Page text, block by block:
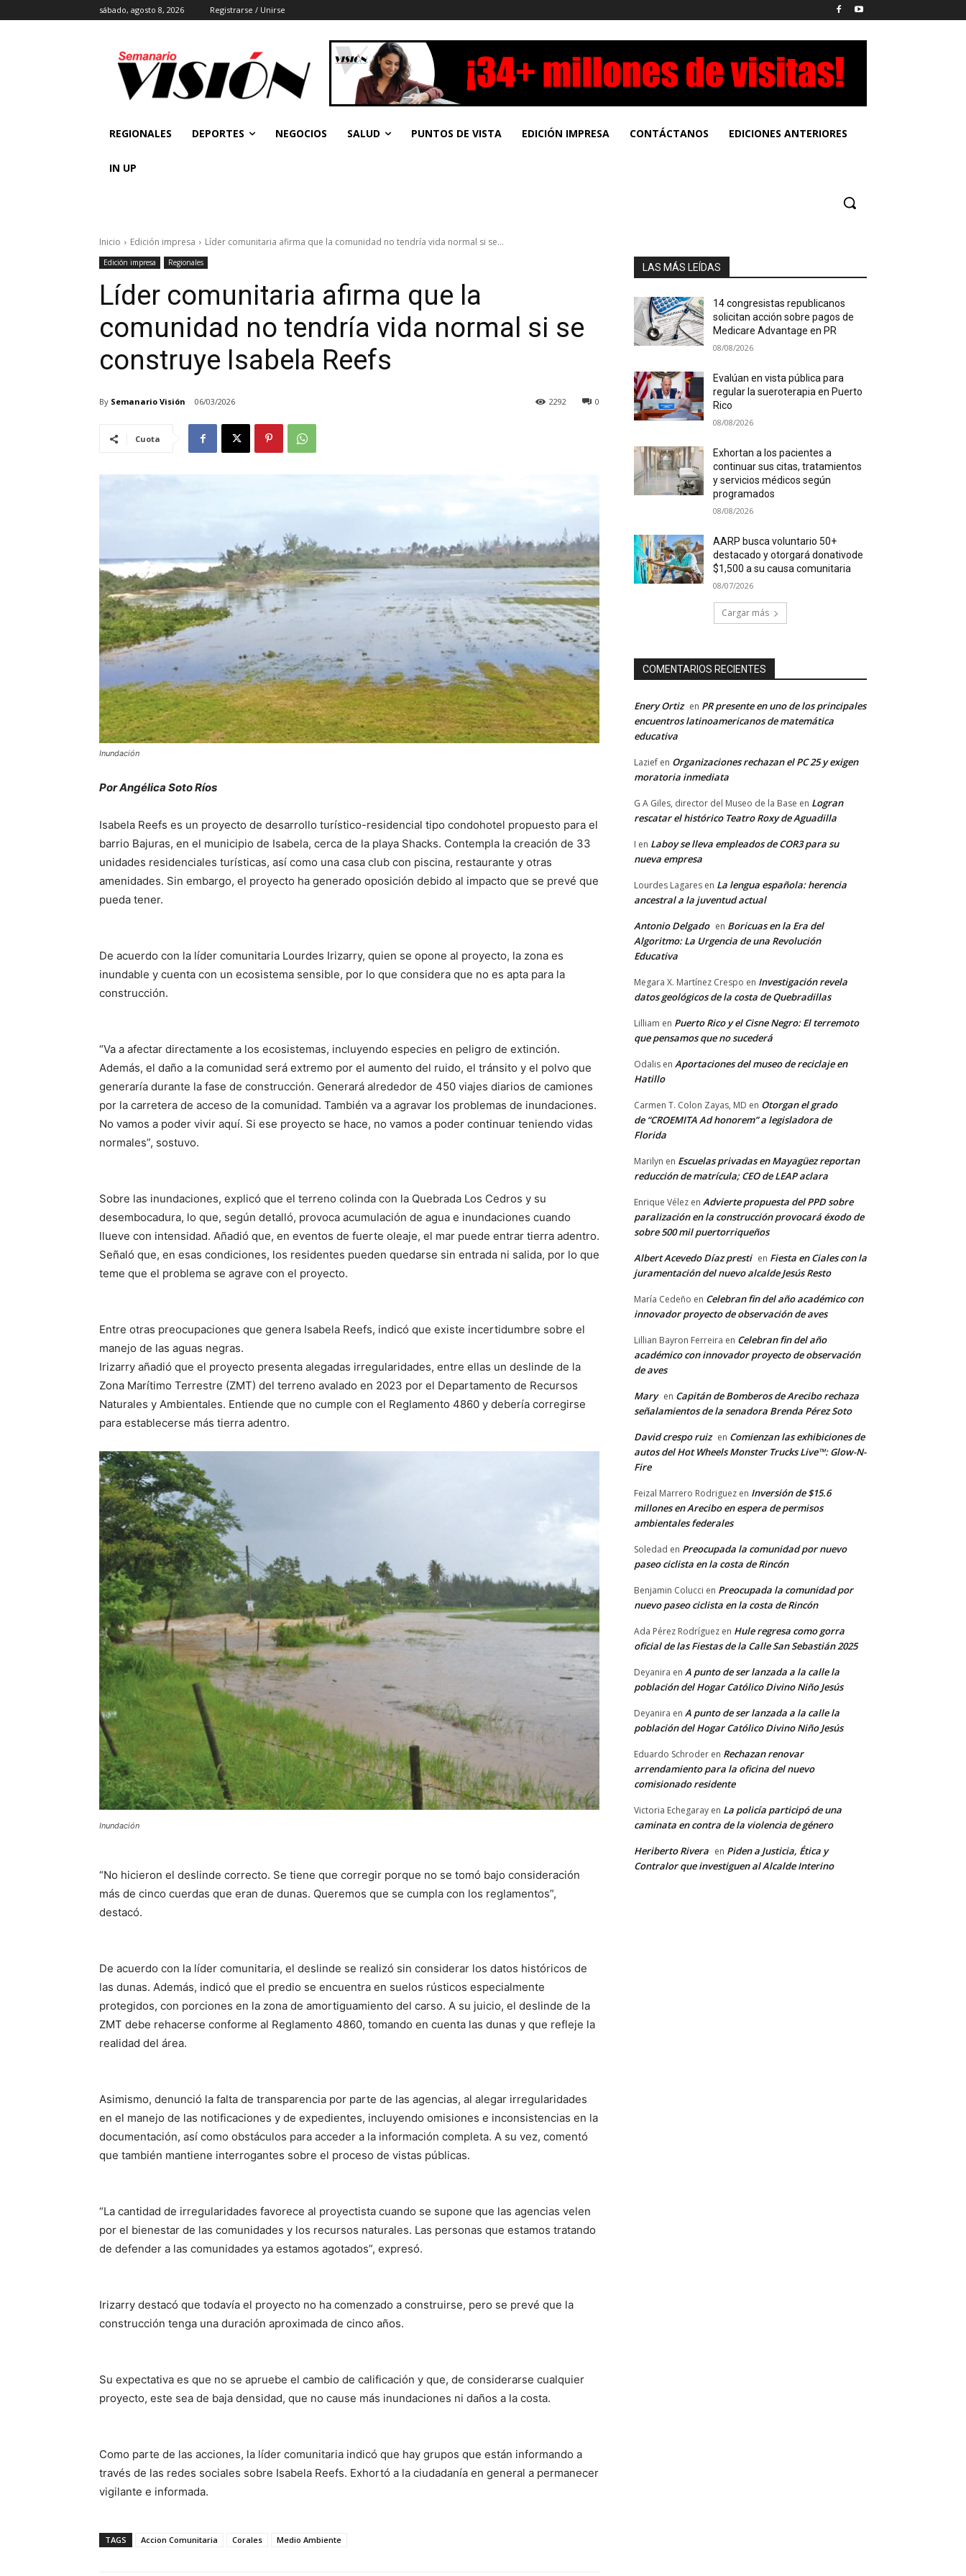
sábado, agosto 8, 2026 Registrarse / Unirse
REGIONALES DEPORTES NEGOCIOS SALUD PUNTOS DE VISTA EDICIÓN IMPRESA CONTÁCTANOS EDICIONES ANTERIORES
IN UP
Inicio Edición impresa Líder comunitaria afirma que la comunidad no tendría vida normal si se...
Edición impresa Regionales
Líder comunitaria afirma que la
comunidad no tendría vida normal si se
construye Isabela Reefs
By Semanario Visión 06/03/2026 0
2292
Cuota
Inundación
Por Angélica Soto Ríos
Isabela Reefs es un proyecto de desarrollo turístico-residencial tipo condohotel propuesto para el
barrio Bajuras, en el municipio de Isabela, cerca de la playa Shacks. Contempla la creación de 33
unidades residenciales turísticas, así como una casa club con piscina, restaurante y otras
amenidades. Sin embargo, el proyecto ha generado oposición debido al impacto que se prevé que
pueda tener.
De acuerdo con la líder comunitaria Lourdes Irizarry, quien se opone al proyecto, la zona es
inundable y cuenta con un ecosistema sensible, por lo que considera que no es apta para la
construcción.
“Va a afectar directamente a los ecosistemas, incluyendo especies en peligro de extinción.
Además, el daño a la comunidad será extremo por el aumento del ruido, el tránsito y el polvo que
generaría durante la fase de construcción. Generará alrededor de 450 viajes diarios de camiones
por la carretera de acceso de la comunidad. También va a agravar los problemas de inundaciones.
No vamos a poder vivir aquí. Si ese proyecto se hace, no vamos a poder continuar teniendo vidas
normales”, sostuvo.
Sobre las inundaciones, explicó que el terreno colinda con la Quebrada Los Cedros y su
desembocadura, lo que, según detalló, provoca acumulación de agua e inundaciones cuando
llueve con intensidad. Añadió que, en eventos de fuerte oleaje, el mar puede entrar tierra adentro.
Señaló que, en esas condiciones, los residentes pueden quedarse sin entrada ni salida, por lo que
teme que el problema se agrave con el proyecto.
Entre otras preocupaciones que genera Isabela Reefs, indicó que existe incertidumbre sobre el
manejo de las aguas negras.
Irizarry añadió que el proyecto presenta alegadas irregularidades, entre ellas un deslinde de la
Zona Marítimo Terrestre (ZMT) del terreno avalado en 2023 por el Departamento de Recursos
Naturales y Ambientales. Entiende que no cumple con el Reglamento 4860 y debería corregirse
para establecerse más tierra adentro.
Inundación
“No hicieron el deslinde correcto. Se tiene que corregir porque no se tomó bajo consideración
más de cinco cuerdas que eran de dunas. Queremos que se cumpla con los reglamentos”,
destacó.
De acuerdo con la líder comunitaria, el deslinde se realizó sin considerar los datos históricos de
las dunas. Además, indicó que el predio se encuentra en suelos rústicos especialmente
protegidos, con porciones en la zona de amortiguamiento del carso. A su juicio, el deslinde de la
ZMT debe rehacerse conforme al Reglamento 4860, tomando en cuenta las dunas y que refleje la
realidad del área.
Asimismo, denunció la falta de transparencia por parte de las agencias, al alegar irregularidades
en el manejo de las notificaciones y de expedientes, incluyendo omisiones e inconsistencias en la
documentación, así como obstáculos para acceder a la información completa. A su vez, comentó
que también mantiene interrogantes sobre el proceso de vistas públicas.
“La cantidad de irregularidades favorece al proyectista cuando se supone que las agencias velen
por el bienestar de las comunidades y los recursos naturales. Las personas que estamos tratando
de defender a las comunidades ya estamos agotados”, expresó.
Irizarry destacó que todavía el proyecto no ha comenzado a construirse, pero se prevé que la
construcción tenga una duración aproximada de cinco años.
Su expectativa es que no se apruebe el cambio de calificación y que, de considerarse cualquier
proyecto, este sea de baja densidad, que no cause más inundaciones ni daños a la costa.
Como parte de las acciones, la líder comunitaria indicó que hay grupos que están informando a
través de las redes sociales sobre Isabela Reefs. Exhortó a la ciudadanía en general a permanecer
vigilante e informada.
TAGS Accion Comunitaria Corales Medio Ambiente
LAS MÁS LEÍDAS
14 congresistas republicanos
solicitan acción sobre pagos de
Medicare Advantage en PR
08/08/2026
Evalúan en vista pública para
regular la sueroterapia en Puerto
Rico
08/08/2026
Exhortan a los pacientes a
continuar sus citas, tratamientos
y servicios médicos según
programados
08/08/2026
AARP busca voluntario 50+
destacado y otorgará donativode
$1,500 a su causa comunitaria
08/07/2026
Cargar más
COMENTARIOS RECIENTES
Enery Ortiz en PR presente en uno de los principales
encuentros latinoamericanos de matemática
educativa
Lazief en Organizaciones rechazan el PC 25 y exigen
moratoria inmediata
G A Giles, director del Museo de la Base en Logran
rescatar el histórico Teatro Roxy de Aguadilla
I en Laboy se lleva empleados de COR3 para su
nueva empresa
Lourdes Lagares en La lengua española: herencia
ancestral a la juventud actual
Antonio Delgado en Boricuas en la Era del
Algoritmo: La Urgencia de una Revolución
Educativa
Megara X. Martínez Crespo en Investigación revela
datos geológicos de la costa de Quebradillas
Lilliam en Puerto Rico y el Cisne Negro: El terremoto
que pensamos que no sucederá
Odalis en Aportaciones del museo de reciclaje en
Hatillo
Carmen T. Colon Zayas, MD en Otorgan el grado
de “CROEMITA Ad honorem” a legisladora de
Florida
Marilyn en Escuelas privadas en Mayagüez reportan
reducción de matrícula; CEO de LEAP aclara
Enrique Vélez en Advierte propuesta del PPD sobre
paralización en la construcción provocará éxodo de
sobre 500 mil puertorriqueños
Albert Acevedo Díaz presti en Fiesta en Ciales con la
juramentación del nuevo alcalde Jesús Resto
María Cedeño en Celebran fin del año académico con
innovador proyecto de observación de aves
Lillian Bayron Ferreira en Celebran fin del año
académico con innovador proyecto de observación
de aves
Mary en Capitán de Bomberos de Arecibo rechaza
señalamientos de la senadora Brenda Pérez Soto
David crespo ruiz en Comienzan las exhibiciones de
autos del Hot Wheels Monster Trucks Live™: Glow-N-
Fire
Feizal Marrero Rodriguez en Inversión de $15.6
millones en Arecibo en espera de permisos
ambientales federales
Soledad en Preocupada la comunidad por nuevo
paseo ciclista en la costa de Rincón
Benjamin Colucci en Preocupada la comunidad por
nuevo paseo ciclista en la costa de Rincón
Ada Pérez Rodríguez en Hule regresa como gorra
oficial de las Fiestas de la Calle San Sebastián 2025
Deyanira en A punto de ser lanzada a la calle la
población del Hogar Católico Divino Niño Jesús
Deyanira en A punto de ser lanzada a la calle la
población del Hogar Católico Divino Niño Jesús
Eduardo Schroder en Rechazan renovar
arrendamiento para la oficina del nuevo
comisionado residente
Victoria Echegaray en La policía participó de una
caminata en contra de la violencia de género
Heriberto Rivera en Piden a Justicia, Ética y
Contralor que investiguen al Alcalde Interino